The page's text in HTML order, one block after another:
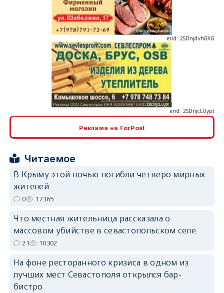
erid: 2SDnjcrDNw6
Реклама на ForPost
Читаемое
В Крыму этой ночью погибли четверо мирных
жителей
0 17365
Что местная жительница рассказала о
массовом убийстве в севастопольском селе
21 10302
На фоне ресторанного кризиса в одном из
лучших мест Севастополя открылся бар-
бистро